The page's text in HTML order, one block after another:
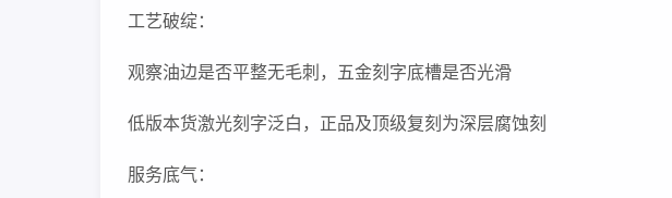
工艺破绽：
观察油边是否平整无毛刺，五金刻字底槽是否光滑
低版本货激光刻字泛白，正品及顶级复刻为深层腐蚀刻
服务底气：